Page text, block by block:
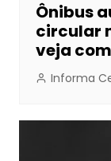
Ônibus
circular
veja
Informa